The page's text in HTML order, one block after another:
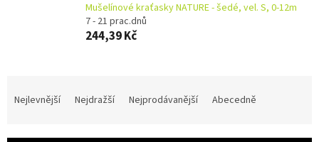
Mušelínové kraťasky NATURE - šedé, vel. S, 0-12m
7 - 21 prac.dnů
244,39 Kč
Nejlevnější Nejdražší Nejprodávanější Abecedně